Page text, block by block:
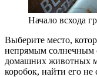
Начало всхода
Выберите место,
непрямым солнечным
домашних животных
коробок, найти его не